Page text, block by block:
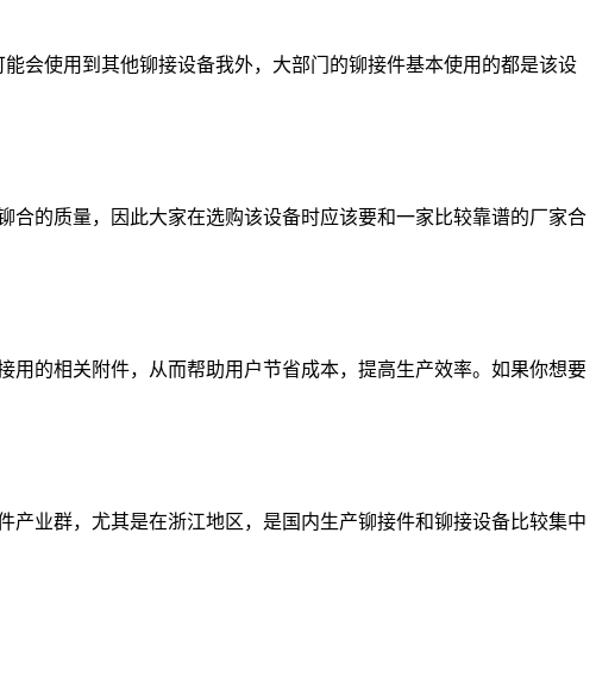
使用到其他铆接设备我外，大部门的铆接件基本使用的都是该设
的质量，因此大家在选购该设备时应该要和一家比较靠谱的厂家合
的相关附件，从而帮助用户节省成本，提高生产效率。如果你想要
业群，尤其是在浙江地区，是国内生产铆接件和铆接设备比较集中